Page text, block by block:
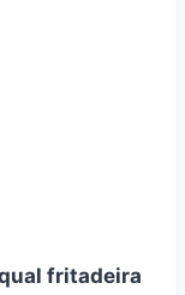
fritadeira